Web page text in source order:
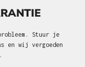
Stuur je
en wij vergoeden